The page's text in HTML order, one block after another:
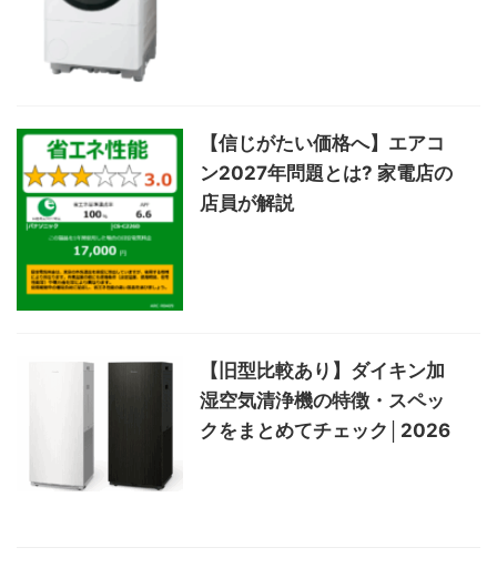
【信じがたい価格へ】エアコ
ン2027年問題とは? 家電店の
店員が解説
【旧型比較あり】ダイキン加
湿空気清浄機の特徴・スペッ
クをまとめてチェック│2026